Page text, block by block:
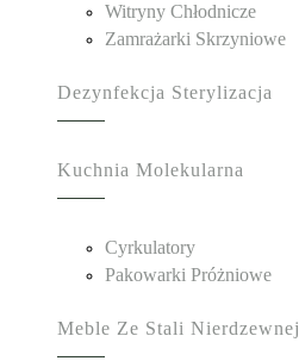
Witryny Chłodnicze
Zamrażarki Skrzyniowe
Dezynfekcja Sterylizacja
Kuchnia Molekularna
Cyrkulatory
Pakowarki Próżniowe
Meble Ze Stali Nierdzewnej